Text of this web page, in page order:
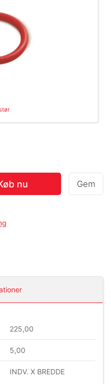
nu Gem
225,00
5,00
INDV. X BREDDE